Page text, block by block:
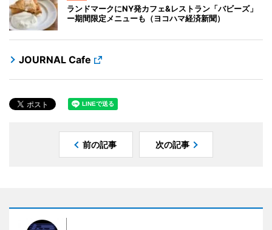
ランドマークにNY発カフェ&レストラン「バビーズ」
ー期間限定メニューも（ヨコハマ経済新聞）
JOURNAL Cafe
前の記事 次の記事